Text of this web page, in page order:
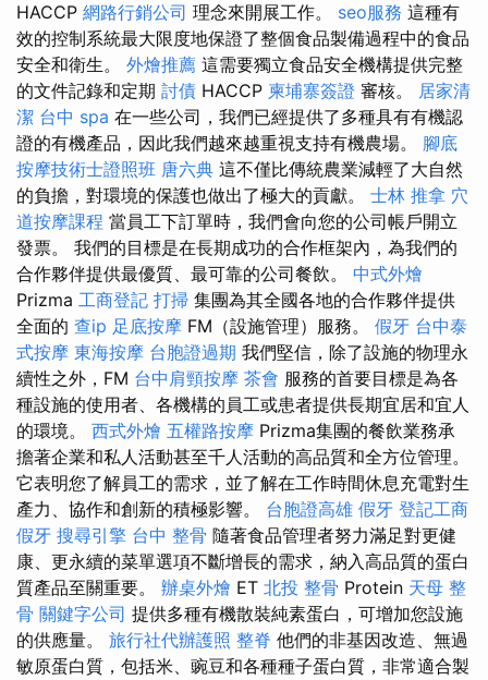
HACCP 網路行銷公司 理念來開展工作。 seo服務 這種有
效的控制系統最大限度地保證了整個食品製備過程中的食品
安全和衛生。 外燴推薦 這需要獨立食品安全機構提供完整
的文件記錄和定期 討債 HACCP 柬埔寨簽證 審核。 居家清
潔 台中 spa 在一些公司，我們已經提供了多種具有有機認
證的有機產品，因此我們越來越重視支持有機農場。 腳底
按摩技術士證照班 唐六典 這不僅比傳統農業減輕了大自然
的負擔，對環境的保護也做出了極大的貢獻。 士林 推拿 穴
道按摩課程 當員工下訂單時，我們會向您的公司帳戶開立
發票。 我們的目標是在長期成功的合作框架內，為我們的
合作夥伴提供最優質、最可靠的公司餐飲。 中式外燴
Prizma 工商登記 打掃 集團為其全國各地的合作夥伴提供
全面的 查ip 足底按摩 FM（設施管理）服務。 假牙 台中泰
式按摩 東海按摩 台胞證過期 我們堅信，除了設施的物理永
續性之外，FM 台中肩頸按摩 茶會 服務的首要目標是為各
種設施的使用者、各機構的員工或患者提供長期宜居和宜人
的環境。 西式外燴 五權路按摩 Prizma集團的餐飲業務承
擔著企業和私人活動甚至千人活動的高品質和全方位管理。
它表明您了解員工的需求，並了解在工作時間休息充電對生
產力、協作和創新的積極影響。 台胞證高雄 假牙 登記工商
假牙 搜尋引擎 台中 整骨 隨著食品管理者努力滿足對更健
康、更永續的菜單選項不斷增長的需求，納入高品質的蛋白
質產品至關重要。 辦桌外燴 ET 北投 整骨 Protein 天母 整
骨 關鍵字公司 提供多種有機散裝純素蛋白，可增加您設施
的供應量。 旅行社代辦護照 整脊 他們的非基因改造、無過
敏原蛋白質，包括米、豌豆和各種種子蛋白質，非常適合製